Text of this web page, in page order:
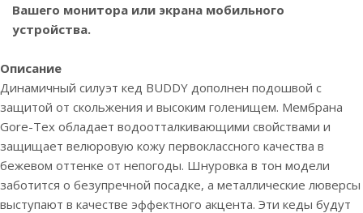
Вашего монитора или экрана мобильного
устройства.
Описание
Динамичный силуэт кед BUDDY дополнен подошвой с
защитой от скольжения и высоким голенищем. Мембрана
Gore-Tex обладает водоотталкивающими свойствами и
защищает велюровую кожу первоклассного качества в
бежевом оттенке от непогоды. Шнуровка в тон модели
заботится о безупречной посадке, а металлические люверсы
выступают в качестве эффектного акцента. Эти кеды будут